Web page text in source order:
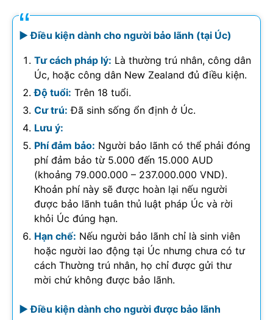
► Điều kiện dành cho người bảo lãnh (tại Úc)
Tư cách pháp lý: Là thường trú nhân, công dân
Úc, hoặc công dân New Zealand đủ điều kiện.
Độ tuổi: Trên 18 tuổi.
Cư trú: Đã sinh sống ổn định ở Úc.
Lưu ý:
Phí đảm bảo: Người bảo lãnh có thể phải đóng
phí đảm bảo từ 5.000 đến 15.000 AUD
(khoảng 79.000.000 – 237.000.000 VND).
Khoản phí này sẽ được hoàn lại nếu người
được bảo lãnh tuân thủ luật pháp Úc và rời
khỏi Úc đúng hạn.
Hạn chế: Nếu người bảo lãnh chỉ là sinh viên
hoặc người lao động tại Úc nhưng chưa có tư
cách Thường trú nhân, họ chỉ được gửi thư
mời chứ không được bảo lãnh.
► Điều kiện dành cho người được bảo lãnh